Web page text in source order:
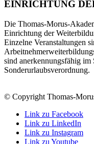
EINRICHTUNG
Die Thomas-Morus-
Einrichtung der
Einzelne Veranstaltungen
sind anerkennungsfähig
Sonderurlaubsverordnung.
© Copyright Thomas-
Link zu Facebook
Link zu LinkedIn
Link zu Instagram
Link zu Youtube